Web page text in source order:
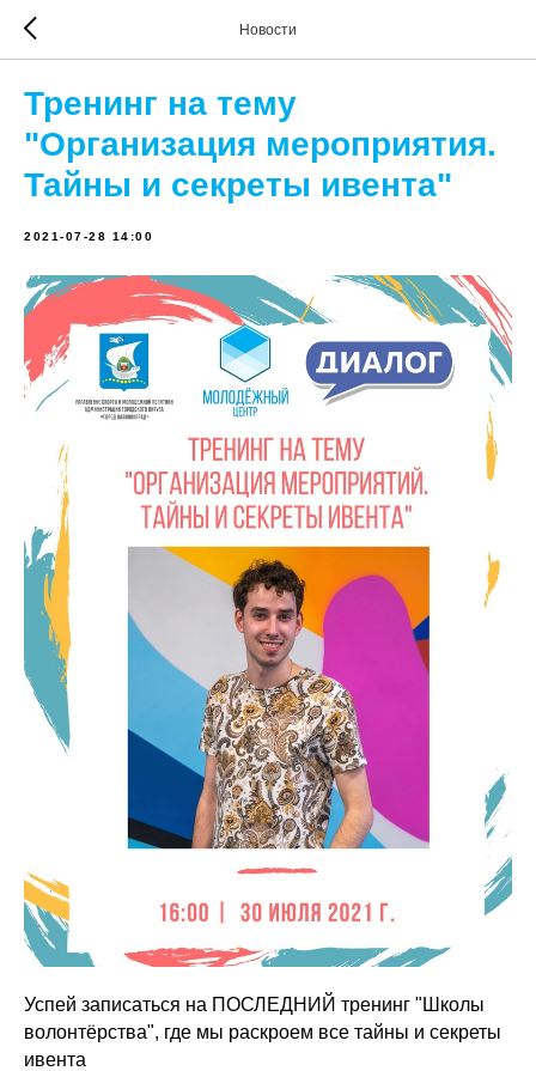
Новости
Тренинг на тему
"Организация мероприятия.
Тайны и секреты ивента"
2021-07-28 14:00
Успей записаться на ПОСЛЕДНИЙ тренинг "Школы
волонтёрства", где мы раскроем все тайны и секреты
ивента